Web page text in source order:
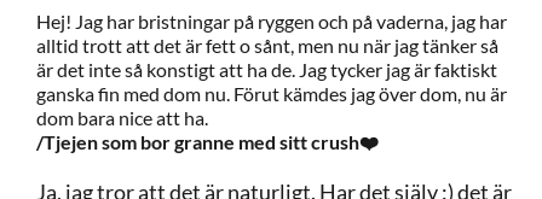
Hej! Jag har bristningar på ryggen och på vaderna, jag har
alltid trott att det är fett o sånt, men nu när jag tänker så
är det inte så konstigt att ha de. Jag tycker jag är faktiskt
ganska fin med dom nu. Förut kämdes jag över dom, nu är
dom bara nice att ha.
/Tjejen som bor granne med sitt crush❤️
Ja, jag tror att det är naturligt. Har det själv :) det är